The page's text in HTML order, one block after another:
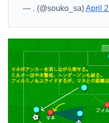
— . (@souko_sa)April